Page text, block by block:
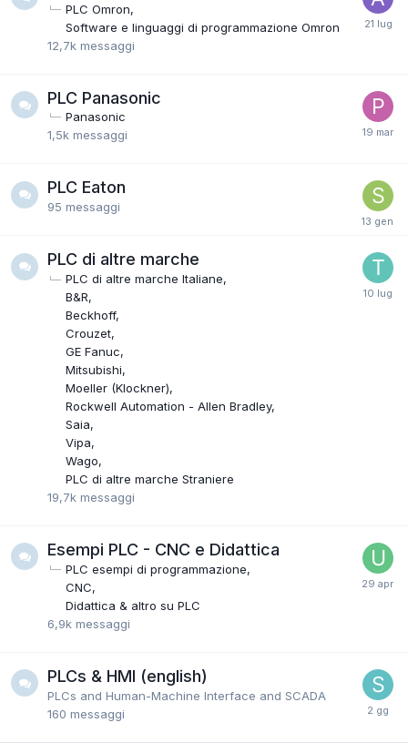
PLC Omron
Software e linguaggi di programmazione Omron
12,7k messaggi
PLC Panasonic
Panasonic
1,5k messaggi
PLC Eaton
95 messaggi
PLC di altre marche
PLC di altre marche Italiane
B&R
Beckhoff
Crouzet
GE Fanuc
Mitsubishi
Moeller (Klockner)
Rockwell Automation - Allen Bradley
Saia
Vipa
Wago
PLC di altre marche Straniere
19,7k messaggi
Esempi PLC - CNC e Didattica
PLC esempi di programmazione
CNC
Didattica & altro su PLC
6,9k messaggi
PLCs & HMI (english)
PLCs and Human-Machine Interface and SCADA
160 messaggi